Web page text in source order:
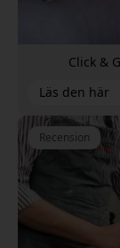
Click &
Läs den här
Recension